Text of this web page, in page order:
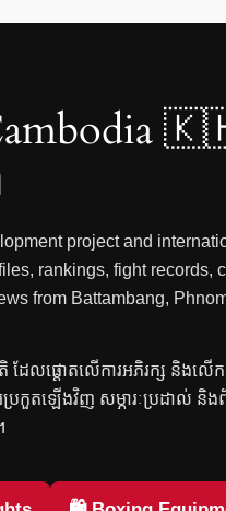
project and
rankings, fight records,
from Battambang,
តិ ដែលផ្តោតលើការអភិរក្ស និងល
ប្រកួតឡើងវិញ សម្ភារៈប្រដាល់ និ